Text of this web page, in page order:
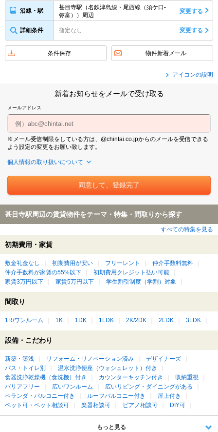
沿線・駅
甚目寺駅（名鉄津島線・尾西線（須ケ口-
弥富））周辺
変更する
詳細条件 指定なし 変更する
条件保存 物件新着メール
アイコンの説明
新着お知らせをメールで受け取る
メールアドレス
※メール受信制限をしている方は、@chintai.co.jpからのメールを受信できる
よう設定の変更をお願い致します。
個人情報の取り扱いについて
甚目寺駅周辺の賃貸物件をテーマ・特集・間取りから探す
すべての特集を見る
初期費用・家賃
敷金礼金なし 初期費用が安い フリーレント
仲介手数料無料
仲介手数料が家賃の55%以下
初期費用クレジット払い可能
家賃3万円以下
家賃5万円以下 学生割引制度（学割）対象
間取り
1R/ワンルーム 1K 1DK 1LDK 2K/2DK 2LDK 3LDK
設備・こだわり
新築・築浅 リフォーム・リノベーション済み
デザイナーズ
バス・トイレ別
温水洗浄便座（ウォシュレット）付き
食器洗浄乾燥機（食洗機）付き
カウンターキッチン付き
収納重視
バリアフリー
広いワンルーム
広いリビング・ダイニングがある
ベランダ・バルコニー付き
ルーフバルコニー付き
屋上付き
ペット可・ペット相談可
楽器相談可 ピアノ相談可 DIY可
もっと見る